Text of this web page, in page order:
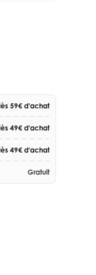
59€ d'achat
49€ d'achat
49€ d'achat
Gratuit